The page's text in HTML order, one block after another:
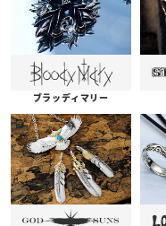
ブラッディマリー